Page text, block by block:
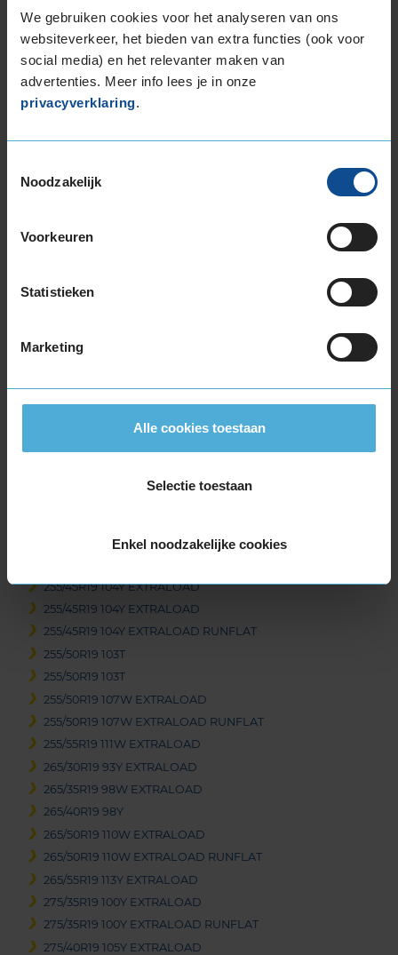
We gebruiken cookies voor het analyseren van ons
websiteverkeer, het bieden van extra functies (ook voor
social media) en het relevanter maken van
advertenties. Meer info lees je in onze
privacyverklaring.
Noodzakelijk
Voorkeuren
Statistieken
Marketing
Alle cookies toestaan
Selectie toestaan
Enkel noodzakelijke cookies
235/55R19 101T
235/55R19 101V
235/55R19 101V RUNFLAT
235/55R19 105W EXTRALOAD
235/65R19 109V EXTRALOAD
245/40R19 94W
245/45R19 102Y EXTRALOAD
255/35R19 96Y EXTRALOAD
255/35R19 96Y EXTRALOAD RUNFLAT
255/40R19 100Y EXTRALOAD
255/45R19 104W EXTRALOAD
255/45R19 104Y EXTRALOAD
255/45R19 104Y EXTRALOAD
255/45R19 104Y EXTRALOAD RUNFLAT
255/50R19 103T
255/50R19 103T
255/50R19 107W EXTRALOAD
255/50R19 107W EXTRALOAD RUNFLAT
255/55R19 111W EXTRALOAD
265/30R19 93Y EXTRALOAD
265/35R19 98W EXTRALOAD
265/40R19 98Y
265/50R19 110W EXTRALOAD
265/50R19 110W EXTRALOAD RUNFLAT
265/55R19 113Y EXTRALOAD
275/35R19 100Y EXTRALOAD
275/35R19 100Y EXTRALOAD RUNFLAT
275/40R19 105Y EXTRALOAD